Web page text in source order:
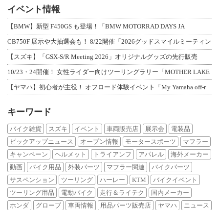
イベント情報
【BMW】新型 F450GS も登場！「BMW MOTORRAD DAYS JA
CB750F 展示や大抽選会も！ 8/22開催「2026グッドスマイルミーティン
【スズキ】「GSX-S/R Meeting 2026」オリジナルグッズの先行販売
10/23・24開催！ 女性ライダー向けツーリングラリー「MOTHER LAKE
【ヤマハ】初心者が主役！ オフロード体験イベント「My Yamaha off-r
キーワード
バイク雑貨 スズキ イベント 車両販売店 展示会
電装品
ピックアップニュース
オープン情報 モータースポーツ
マフラー
キャンペーン
ヘルメット トライアンフ アパレル
海外メーカー
動画
バイク用品 外装パーツ マフラー関連
バイクパーツ
サスペンション
ツーリング ハーレー KTM
バイクイベント
ツーリング用品
電動バイク 走行＆ライテク
国内メーカー
ホンダ
グローブ 車両情報 用品パーツ販売店 ヤマハ
ニュース